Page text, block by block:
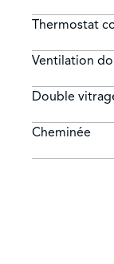
Thermostat
Ventilation
Double
Cheminée